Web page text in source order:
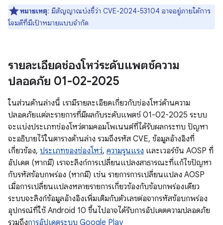
หมายเหตุ: มีสัญญาณบ่งชี้ว่า CVE-2024-53104 อาจอยู่ภายใต้การ
โจมตีที่มีเป้าหมายแบบจำกัด
รายละเอียดช่องโหว่ระดับแพตช์ความ
ปลอดภัย 01-02-2025
ในส่วนด้านล่างนี้ เรามีรายละเอียดเกี่ยวกับช่องโหว่ด้านความ
ปลอดภัยแต่ละรายการที่มีผลกับระดับแพตช์ 01-02-2025 ระบบ
จะแบ่งประเภทช่องโหว่ตามคอมโพเนนต์ที่ได้รับผลกระทบ ปัญหา
จะอธิบายไว้ในตารางด้านล่าง รวมถึงรหัส CVE, ข้อมูลอ้างอิงที่
เกี่ยวข้อง, ประเภทของช่องโหว่, ความรุนแรง และเวอร์ชัน AOSP ที่
อัปเดต (หากมี) เราจะลิงก์การเปลี่ยนแปลงสาธารณะที่แก้ไขปัญหา
กับรหัสข้อบกพร่อง (หากมี) เช่น รายการการเปลี่ยนแปลง AOSP
เมื่อการเปลี่ยนแปลงหลายรายการเกี่ยวข้องกับข้อบกพร่องเดียว
ระบบจะลิงก์ข้อมูลอ้างอิงเพิ่มเติมกับตัวเลขต่อจากรหัสข้อบกพร่อง
อุปกรณ์ที่ใช้ Android 10 ขึ้นไปอาจได้รับการอัปเดตความปลอดภัย
รวมถึงการอัปเดตระบบ Google Play